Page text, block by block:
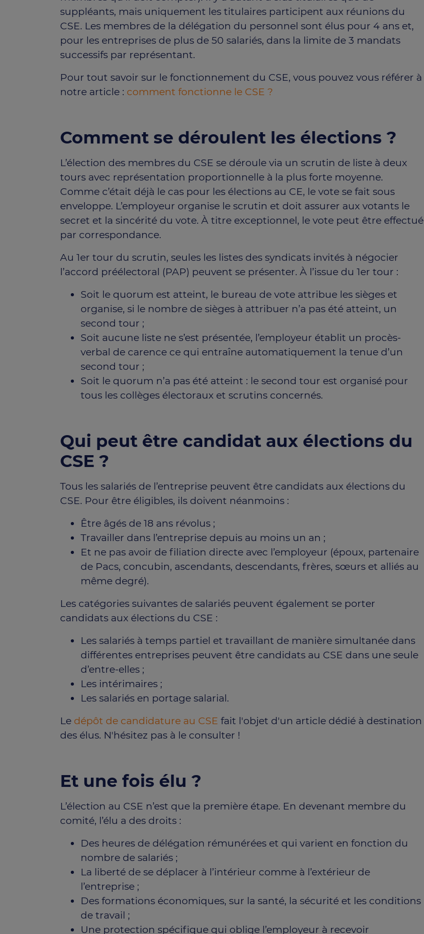
suppléants, mais uniquement les titulaires participent aux réunions du
CSE. Les membres de la délégation du personnel sont élus pour 4 ans et,
pour les entreprises de plus de 50 salariés, dans la limite de 3 mandats
successifs par représentant.
Pour tout savoir sur le fonctionnement du CSE, vous pouvez vous référer à
notre article : comment fonctionne le CSE ?
Comment se déroulent les élections ?
L’élection des membres du CSE se déroule via un scrutin de liste à deux
tours avec représentation proportionnelle à la plus forte moyenne.
Comme c’était déjà le cas pour les élections au CE, le vote se fait sous
enveloppe. L’employeur organise le scrutin et doit assurer aux votants le
secret et la sincérité du vote. À titre exceptionnel, le vote peut être effectué
par correspondance.
Au 1er tour du scrutin, seules les listes des syndicats invités à négocier
l’accord préélectoral (PAP) peuvent se présenter. À l’issue du 1er tour :
Soit le quorum est atteint, le bureau de vote attribue les sièges et
organise, si le nombre de sièges à attribuer n’a pas été atteint, un
second tour ;
Soit aucune liste ne s’est présentée, l’employeur établit un procès-
verbal de carence ce qui entraîne automatiquement la tenue d’un
second tour ;
Soit le quorum n’a pas été atteint : le second tour est organisé pour
tous les collèges électoraux et scrutins concernés.
Qui peut être candidat aux élections du
CSE ?
Tous les salariés de l’entreprise peuvent être candidats aux élections du
CSE. Pour être éligibles, ils doivent néanmoins :
Être âgés de 18 ans révolus ;
Travailler dans l’entreprise depuis au moins un an ;
Et ne pas avoir de filiation directe avec l’employeur (époux, partenaire
de Pacs, concubin, ascendants, descendants, frères, sœurs et alliés au
même degré).
Les catégories suivantes de salariés peuvent également se porter
candidats aux élections du CSE :
Les salariés à temps partiel et travaillant de manière simultanée dans
différentes entreprises peuvent être candidats au CSE dans une seule
d’entre-elles ;
Les intérimaires ;
Les salariés en portage salarial.
Le dépôt de candidature au CSE fait l'objet d'un article dédié à destination
des élus. N'hésitez pas à le consulter !
Et une fois élu ?
L’élection au CSE n’est que la première étape. En devenant membre du
comité, l’élu a des droits :
Des heures de délégation rémunérées et qui varient en fonction du
nombre de salariés ;
La liberté de se déplacer à l’intérieur comme à l’extérieur de
l’entreprise ;
Des formations économiques, sur la santé, la sécurité et les conditions
de travail ;
Une protection spécifique qui oblige l’employeur à recevoir